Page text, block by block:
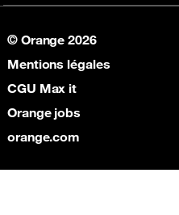
© Orange 2026
Mentions légales
CGU Max it
Orange jobs
orange.com